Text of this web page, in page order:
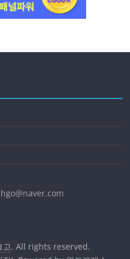
고. All rights reserved.